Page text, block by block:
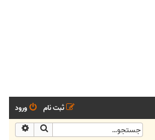
ورود
ثبت نام
جستجو